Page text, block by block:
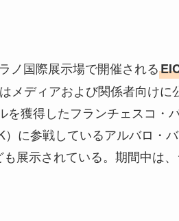
ノ国際展示場で開催される
メディアおよび関係者向けに
獲得したフランチェスコ・
に参戦しているアルバロ・
展示されている。期間中は